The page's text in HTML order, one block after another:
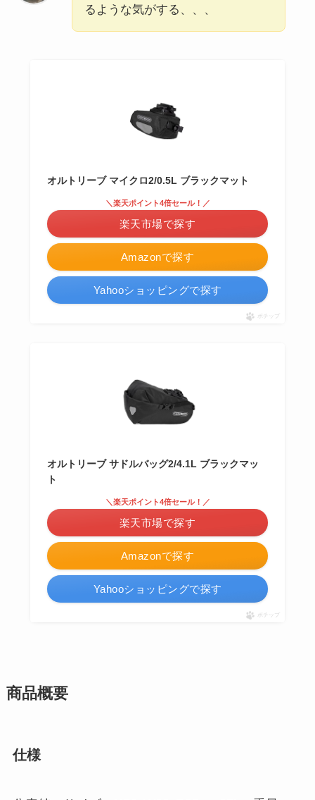
るような気がする、、、
オルトリーブ マイクロ2/0.5L ブラックマット
Amazonで探す
＼楽天ポイント4倍セール！／
楽天市場で探す
Yahooショッピングで探す
ポチップ
オルトリーブ サドルバッグ2/4.1L ブラックマッ
ト
Amazonで探す
＼楽天ポイント4倍セール！／
楽天市場で探す
Yahooショッピングで探す
ポチップ
商品概要
仕様